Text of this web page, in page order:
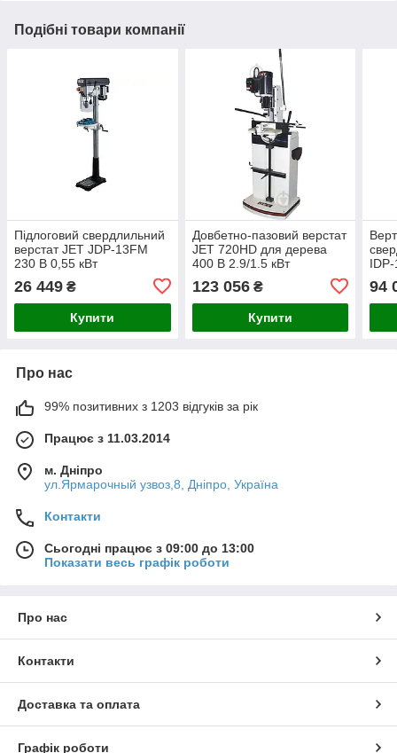
Подібні товари компанії
Підлоговий свердлильний
верстат JET JDP-13FM
230 В 0,55 кВт
26 449 ₴
Купити
Довбетно-пазовий верстат
JET 720HD для дерева
400 В 2.9/1.5 кВт
123 056₴
Купити
94
Про нас
99% позитивних з 1203 відгуків за рік
Працює з 11.03.2014
м. Дніпро
ул.Ярмарочный узвоз,8, Дніпро, Україна
Контакти
Сьогодні працює з 09:00 до 13:00
Показати весь графік роботи
Про нас
Контакти
Доставка та оплата
Графік роботи